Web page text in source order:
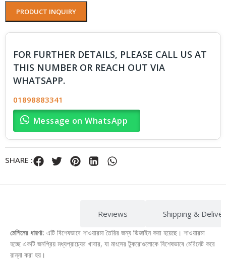
PRODUCT INQUIRY
FOR FURTHER DETAILS, PLEASE CALL US AT
THIS NUMBER OR REACH OUT VIA
WHATSAPP.
01898883341
Message on WhatsApp
SHARE :
Reviews Shipping &
মেশিনের ধারণা: এটি বিশেষভাবে শাওয়ারমা তৈরির জন্য ডিজাইন করা হয়েছে। শাওয়ারমা
হচ্ছে একটি জনপ্রিয় মধ্যপ্রাচ্যের খাবার, যা মাংসের টুকরোগুলোকে বিশেষভাবে মেরিনেট করে
রান্না করা হয়।